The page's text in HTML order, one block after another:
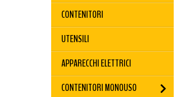
CONTENITORI
UTENSILI
APPARECCHI ELETTRICI
CONTENITORI MONOUSO